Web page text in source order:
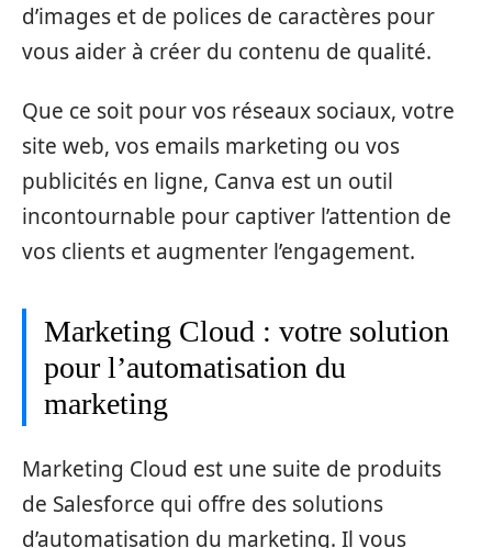
d’images et de polices de caractères pour
vous aider à créer du contenu de qualité.
Que ce soit pour vos réseaux sociaux, votre
site web, vos emails marketing ou vos
publicités en ligne, Canva est un outil
incontournable pour captiver l’attention de
vos clients et augmenter l’engagement.
Marketing Cloud : votre solution
pour l’automatisation du
marketing
Marketing Cloud est une suite de produits
de Salesforce qui offre des solutions
d’automatisation du marketing. Il vous